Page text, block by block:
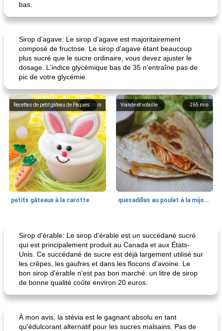
bas.
Sirop d'agave: Le sirop d'agave est majoritairement
composé de fructose. Le sirop d'agave étant beaucoup
plus sucré que le sucre ordinaire, vous devez ajuster le
dosage. L'indice glycémique bas de 35 n'entraîne pas de
pic de votre glycémie.
80 min
Recettes de petit gâteau de Pâques
petits gâteaux à la carotte
265 min
Viande et volaille
quesadillas au poulet à la mijoteuse
frittata au poulet
Sirop d'érable: Le sirop d'érable est un succédané sucré
qui est principalement produit au Canada et aux États-
Unis. Ce succédané de sucre est déjà largement utilisé sur
les crêpes, les gaufres et dans les flocons d'avoine. Le
bon sirop d'érable n'est pas bon marché: un litre de sirop
de bonne qualité coûte environ 20 euros.
À mon avis, la stévia est le gagnant absolu en tant
qu'édulcorant alternatif pour les sucres malsains. Pas de